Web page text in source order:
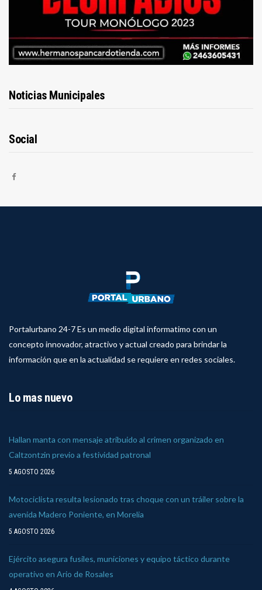
Noticias Municipales
Social
Portalurbano 24-7 Es un medio digital informatimo con un
concepto innovador, atractivo y actual creado para brindar la
información que en la actualidad se requiere en redes sociales.
Lo mas nuevo
Hallan manta con mensaje atribuido al crimen organizado en
Caltzontzin previo a festividad patronal
5 AGOSTO 2026
Motociclista resulta lesionado tras choque con un tráiler sobre la
avenida Madero Poniente, en Morelia
5 AGOSTO 2026
Ejército asegura fusiles, municiones y equipo táctico durante
operativo en Ario de Rosales